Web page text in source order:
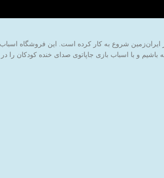
و با اسباب بازی جاپاتوی صدای خنده کودکان را